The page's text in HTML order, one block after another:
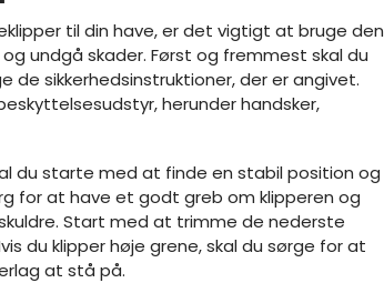
til din have, er det vigtigt at bruge den
undgå skader. Først og fremmest skal du
sikkerhedsinstruktioner, der er angivet.
herunder handsker,
du starte med at finde en stabil position og
for at have et godt greb om klipperen og
Start med at trimme de nederste
du klipper høje grene, skal du sørge for at
at stå på.